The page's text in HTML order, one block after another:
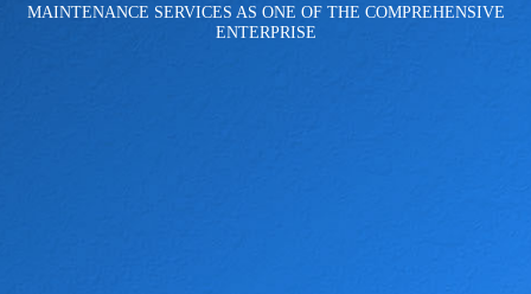
MAINTENANCE SERVICES AS ONE OF THE COMPREHENSIVE
ENTERPRISE